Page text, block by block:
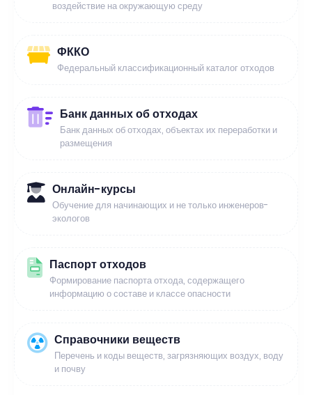
воздействие на окружающую среду
ФККО
Федеральный классификационный каталог отходов
Банк данных об отходах
Банк данных об отходах, объектах их переработки и
размещения
Онлайн-курсы
Обучение для начинающих и не только инженеров-
экологов
Паспорт отходов
Формирование паспорта отхода, содержащего
информацию о составе и классе опасности
Справочники веществ
Перечень и коды веществ, загрязняющих воздух, воду
и почву